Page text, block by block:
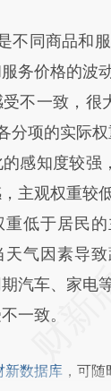
同商品和服
务价格的波
不一致，很
分项的实际
感知度较强
主观权重较
重低于居民
天气因素导
汽车、家电
一致。
新数据库 ，可